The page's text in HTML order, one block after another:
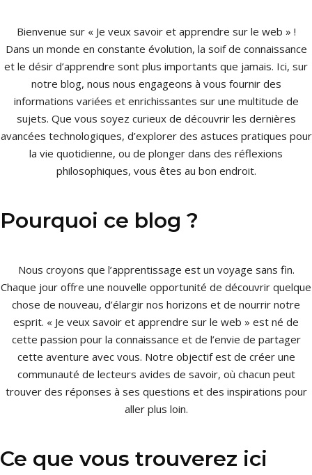
Bienvenue sur « Je veux savoir et apprendre sur le web » !
Dans un monde en constante évolution, la soif de connaissance
et le désir d’apprendre sont plus importants que jamais. Ici, sur
notre blog, nous nous engageons à vous fournir des
informations variées et enrichissantes sur une multitude de
sujets. Que vous soyez curieux de découvrir les dernières
avancées technologiques, d’explorer des astuces pratiques pour
la vie quotidienne, ou de plonger dans des réflexions
philosophiques, vous êtes au bon endroit.
Pourquoi ce blog ?
Nous croyons que l’apprentissage est un voyage sans fin.
Chaque jour offre une nouvelle opportunité de découvrir quelque
chose de nouveau, d’élargir nos horizons et de nourrir notre
esprit. « Je veux savoir et apprendre sur le web » est né de
cette passion pour la connaissance et de l’envie de partager
cette aventure avec vous. Notre objectif est de créer une
communauté de lecteurs avides de savoir, où chacun peut
trouver des réponses à ses questions et des inspirations pour
aller plus loin.
Ce que vous trouverez ici